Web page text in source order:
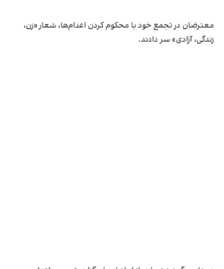
معترضان در تجمع خود با محکوم کردن اعدام‌ها، شعار «زن،
زندگی، آزادی» سر دادند.